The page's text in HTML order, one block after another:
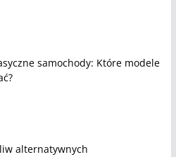
samochody: Które modele
alternatywnych